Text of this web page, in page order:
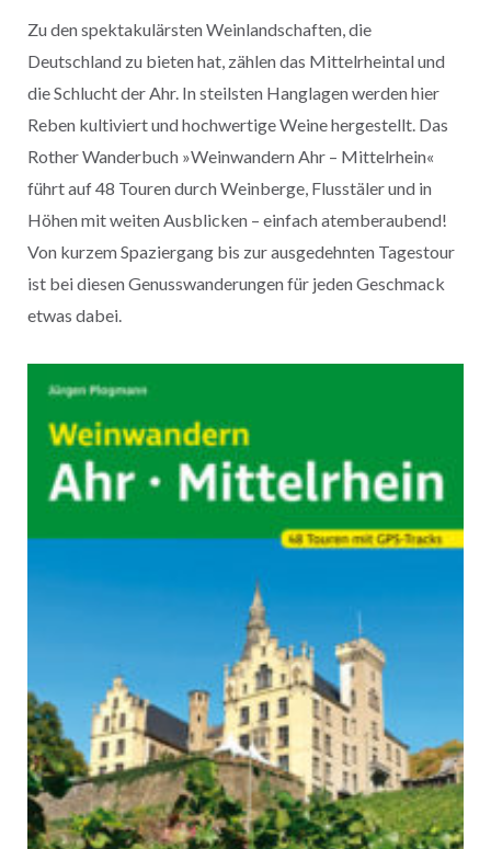
Zu den spektakulärsten Weinlandschaften, die
Deutschland zu bieten hat, zählen das Mittelrheintal und
die Schlucht der Ahr. In steilsten Hanglagen werden hier
Reben kultiviert und hochwertige Weine hergestellt. Das
Rother Wanderbuch »Weinwandern Ahr – Mittelrhein«
führt auf 48 Touren durch Weinberge, Flusstäler und in
Höhen mit weiten Ausblicken – einfach atemberaubend!
Von kurzem Spaziergang bis zur ausgedehnten Tagestour
ist bei diesen Genusswanderungen für jeden Geschmack
etwas dabei.